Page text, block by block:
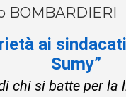
BOMBARDIERI
ai
Sumy”
chi si batte per la